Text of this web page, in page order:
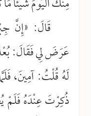
قَالَ: «إِنَّ
عَرَضَ لِي فَقَالَ:
لَهُ قُلْتُ: آمِينَ،
ذُكِرْتَعِنْدَهُ